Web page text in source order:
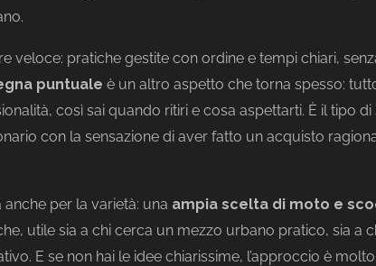
veloce: pratiche gestite con ordine e tempi chiari,
puntuale è un altro aspetto che torna spesso:
così sai quando ritiri e cosa aspettarti. È il tipo di
con la sensazione di aver fatto un acquisto
per la varietà: una ampia scelta di moto e
utile sia a chi cerca un mezzo urbano pratico, sia a
E se non hai le idee chiarissime, l’approccio è